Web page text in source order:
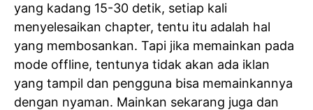
yang kadang 15-30 detik, setiap kali
menyelesaikan chapter, tentu itu adalah hal
yang membosankan. Tapi jika memainkan pada
mode offline, tentunya tidak akan ada iklan
yang tampil dan pengguna bisa memainkannya
dengan nyaman. Mainkan sekarang juga dan